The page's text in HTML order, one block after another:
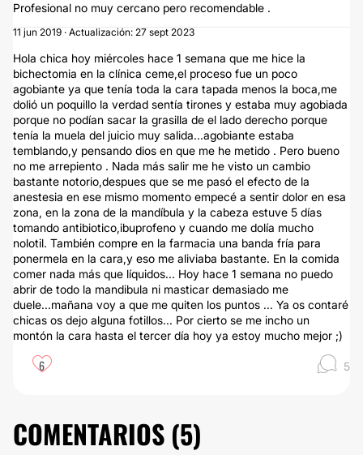
Profesional no muy cercano pero recomendable .
11 jun 2019 · Actualización: 27 sept 2023
Hola chica hoy miércoles hace 1 semana que me hice la
bichectomia en la clínica ceme,el proceso fue un poco
agobiante ya que tenía toda la cara tapada menos la boca,me
dolió un poquillo la verdad sentía tirones y estaba muy agobiada
porque no podían sacar la grasilla de el lado derecho porque
tenía la muela del juicio muy salida...agobiante estaba
temblando,y pensando dios en que me he metido . Pero bueno
no me arrepiento . Nada más salir me he visto un cambio
bastante notorio,despues que se me pasó el efecto de la
anestesia en ese mismo momento empecé a sentir dolor en esa
zona, en la zona de la mandíbula y la cabeza estuve 5 días
tomando antibiotico,ibuprofeno y cuando me dolía mucho
nolotil. También compre en la farmacia una banda fría para
ponermela en la cara,y eso me aliviaba bastante. En la comida
comer nada más que líquidos... Hoy hace 1 semana no puedo
abrir de todo la mandibula ni masticar demasiado me
duele...mañana voy a que me quiten los puntos ... Ya os contaré
chicas os dejo alguna fotillos... Por cierto se me incho un
montón la cara hasta el tercer día hoy ya estoy mucho mejor ;)
6 5
COMENTARIOS (5)